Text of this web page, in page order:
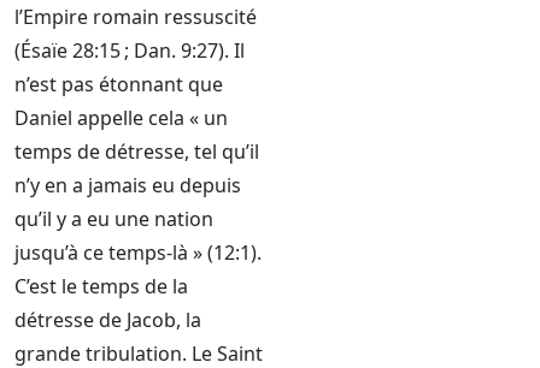
l’Empire romain ressuscité
(Ésaïe 28:15 ; Dan. 9:27). Il
n’est pas étonnant que
Daniel appelle cela « un
temps de détresse, tel qu’il
n’y en a jamais eu depuis
qu’il y a eu une nation
jusqu’à ce temps-là » (12:1).
C’est le temps de la
détresse de Jacob, la
grande tribulation. Le Saint